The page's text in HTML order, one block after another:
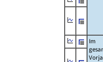
Im